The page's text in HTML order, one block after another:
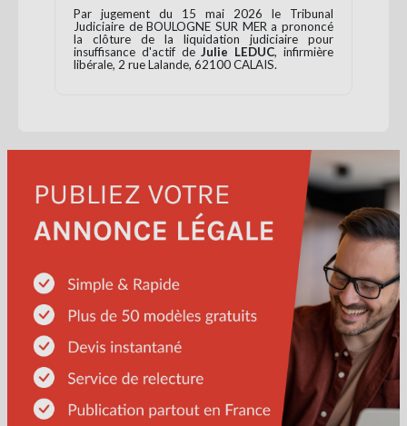
Par jugement du 15 mai 2026 le Tribunal
Judiciaire de BOULOGNE SUR MER a prononcé
la clôture de la liquidation judiciaire pour
insuffisance d'actif deJulie LEDUC, infirmière
libérale, 2 rue Lalande, 62100 CALAIS.